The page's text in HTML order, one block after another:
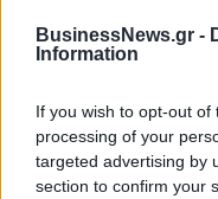
BusinessNews.gr -
Information
If you wish to opt-out
processing of your
targeted advertising by
section to confirm your
Alpha Bank: Για πρώτη
ESG Report 2025: Πώς η
βιωσιμότητα σε